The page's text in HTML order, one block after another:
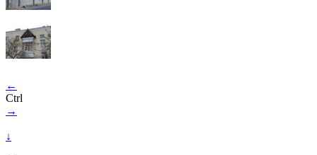
←
Ctrl
→
↓